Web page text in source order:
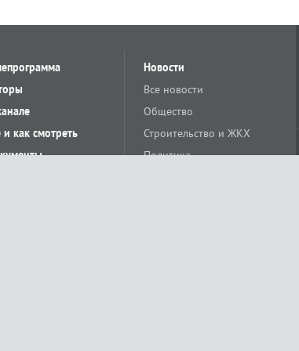
и как смотреть
Новости
Все новости
Общество
Строительство и ЖКХ
Политика